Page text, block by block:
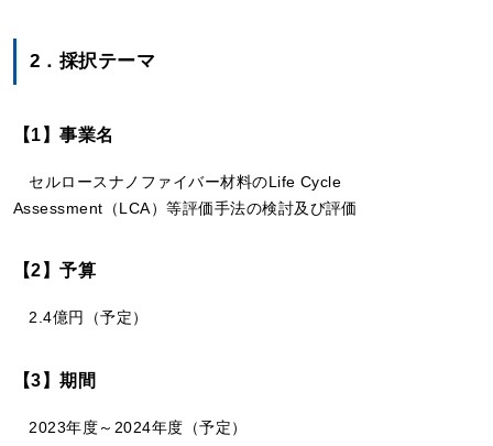
2．採択テーマ
【1】事業名
セルロースナノファイバー材料のLife Cycle
Assessment（LCA）等評価手法の検討及び評価
【2】予算
2.4億円（予定）
【3】期間
2023年度～2024年度（予定）